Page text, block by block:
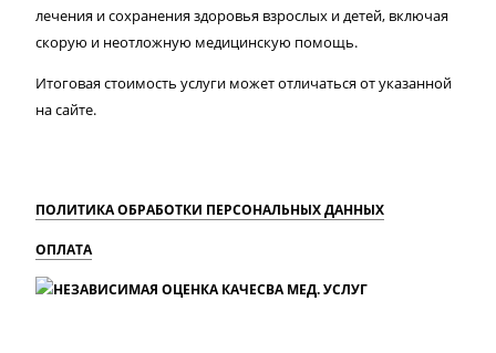
лечения и сохранения здоровья взрослых и детей, включая
скорую и неотложную медицинскую помощь.
Итоговая стоимость услуги может отличаться от указанной
на сайте.
ПОЛИТИКА ОБРАБОТКИ ПЕРСОНАЛЬНЫХ ДАННЫХ
ОПЛАТА